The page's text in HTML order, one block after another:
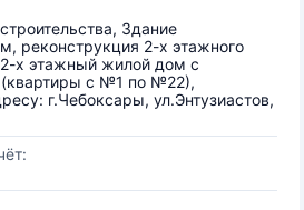
Здание
реконструкция 2-х этажного
х этажный жилой дом с
с №1 по №22),
г.Чебоксары, ул.Энтузиастов,